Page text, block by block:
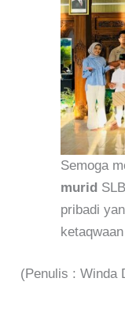
Semoga
murid
pribadi
(Penulis : Winda